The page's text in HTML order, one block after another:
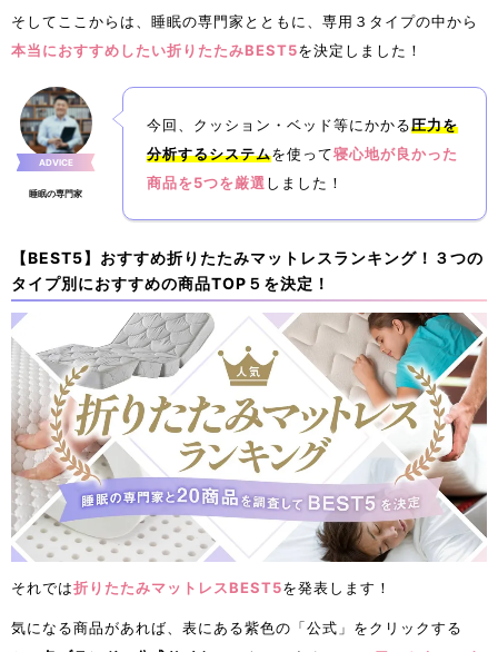
そしてここからは、睡眠の専門家とともに、専用３タイプの中から
本当におすすめしたい折りたたみBEST5を決定しました！
ADVICE
睡眠の専門家
今回、クッション・ベッド等にかかる圧力を
分析するシステムを使って寝心地が良かった
商品を5つを厳選 しました！
【BEST5】おすすめ折りたたみマットレスランキング！３つの
タイプ別におすすめの商品TOP５を決定！
それでは折りたたみマットレスBEST5を発表します！
気になる商品があれば、表にある紫色の「公式」をクリックする